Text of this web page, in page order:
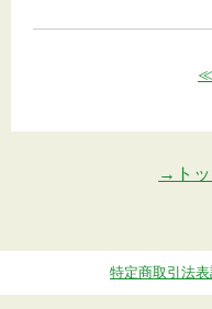
≪
→トッ
特定商取引法